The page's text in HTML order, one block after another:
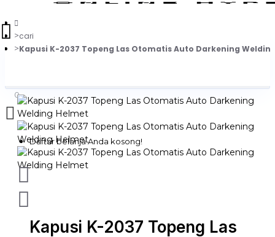
0
Daftar belanja Anda kosong!
cari
Kapusi K-2037 Topeng Las Otomatis Auto Darkening
Kapusi K-2037 Topeng Las